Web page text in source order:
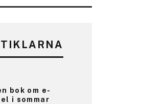
bok om e-
i sommar